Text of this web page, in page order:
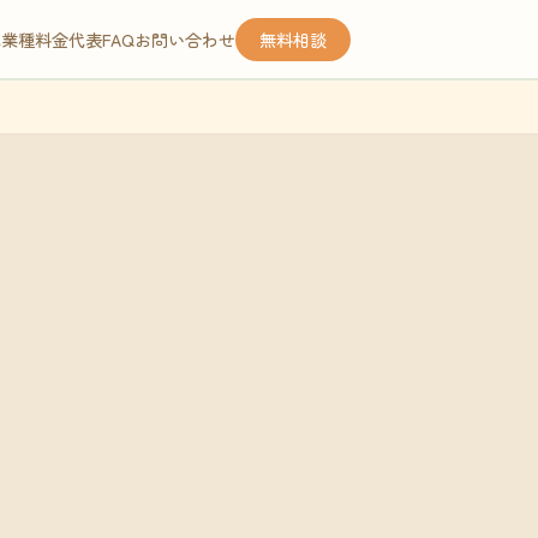
種料金代表FAQお問い合わせ 無料相談